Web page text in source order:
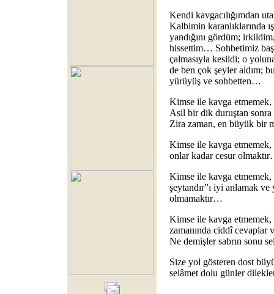
Kendi kavgacılığımdan
Kalbimin karanlıklarında
yandığını gördüm;
hissettim… Sohbetimiz
çalmasıyla kesildi; o
de ben çok şeyler aldım;
yürüyüş ve sohbetten…
Kimse ile kavga
Asil bir dik duruştan
Zira zaman, en büyük bir
Kimse ile kavga etmemek,
onlar kadar cesur
Kimse ile kavga etmemek,
şeytandır”ı iyi anlamak
olmamaktır…
Kimse ile kavga
zamanında ciddî
Ne demişler sabrın sonu
Size yol gösteren dost
selâmet dolu günler